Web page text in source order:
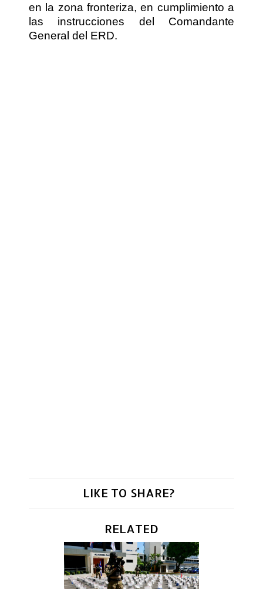
en la zona fronteriza, en cumplimiento a
las instrucciones del Comandante
General del ERD.
LIKE TO SHARE?
RELATED